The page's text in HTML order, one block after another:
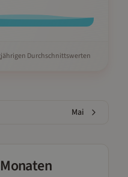
Durchschnittswerten
Mai